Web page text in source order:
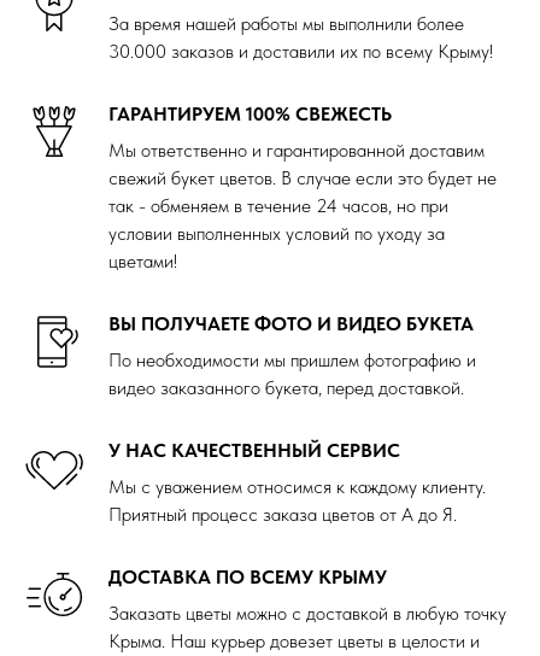
За время нашей работы мы выполнили более
30.000 заказов и доставили их по всему Крыму!
ГАРАНТИРУЕМ 100% СВЕЖЕСТЬ
Мы ответственно и гарантированной доставим
свежий букет цветов. В случае если это будет не
так - обменяем в течение 24 часов, но при
условии выполненных условий по уходу за
цветами!
ВЫ ПОЛУЧАЕТЕ ФОТО И ВИДЕО БУКЕТА
По необходимости мы пришлем фотографию и
видео заказанного букета, перед доставкой.
У НАС КАЧЕСТВЕННЫЙ СЕРВИС
Мы с уважением относимся к каждому клиенту.
Приятный процесс заказа цветов от А до Я.
ДОСТАВКА ПО ВСЕМУ КРЫМУ
Заказать цветы можно с доставкой в любую точку
Крыма. Наш курьер довезет цветы в целости и